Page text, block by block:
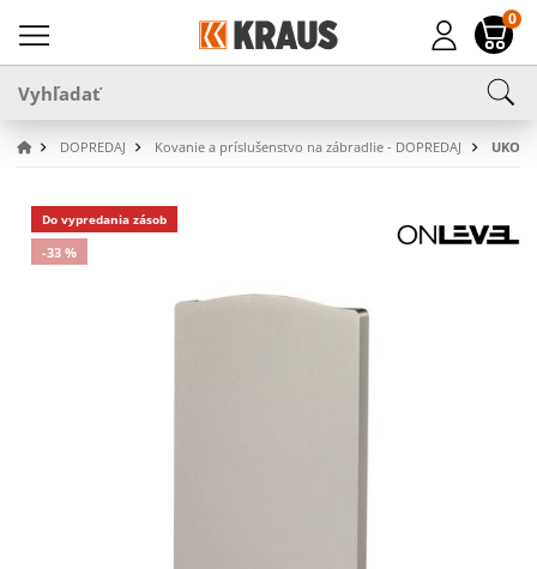
0
DOPREDAJ Kovanie a príslušenstvo na zábradlie - DOPREDAJ
Do vypredania zásob